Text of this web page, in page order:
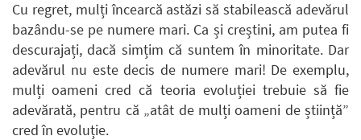
Cu regret, mulți încearcă astăzi să stabilească adevărul
bazându-se pe numere mari. Ca și creștini, am putea fi
descurajați, dacă simțim că suntem în minoritate. Dar
adevărul nu este decis de numere mari! De exemplu,
mulți oameni cred că teoria evoluției trebuie să fie
adevărată, pentru că „atât de mulți oameni de știință”
cred în evoluție.